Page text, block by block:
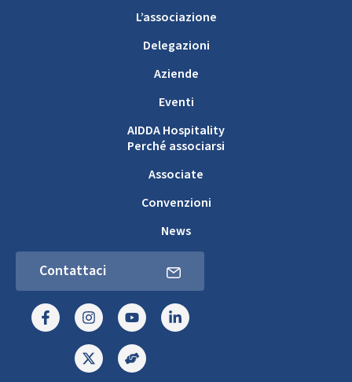
L’associazione
Delegazioni
Aziende
Eventi
AIDDA Hospitality
Perché associarsi
Associate
Convenzioni
News
Contattaci